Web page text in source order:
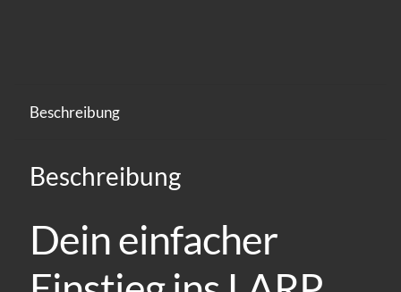
Beschreibung
Beschreibung
Dein einfacher